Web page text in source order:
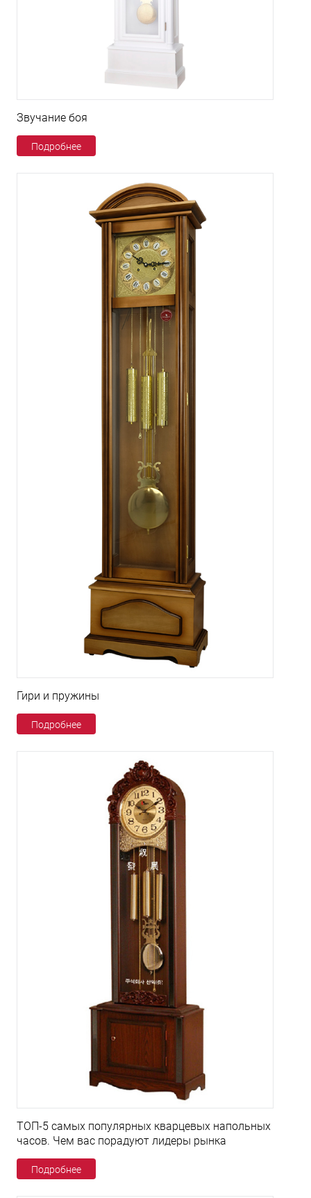
Звучание боя
Подробнее
Гири и пружины
Подробнее
ТОП-5 самых популярных кварцевых напольных
часов. Чем вас порадуют лидеры рынка
Подробнее